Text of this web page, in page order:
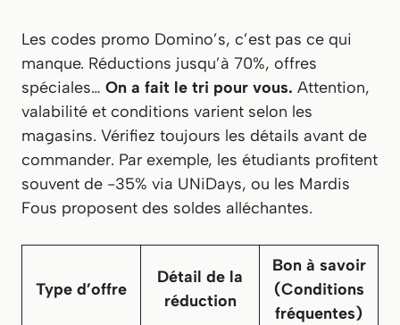
Les codes promo Domino’s, c’est pas ce qui
manque. Réductions jusqu’à 70%, offres
spéciales… On a fait le tri pour vous. Attention,
valabilité et conditions varient selon les
magasins. Vérifiez toujours les détails avant de
commander. Par exemple, les étudiants profitent
souvent de -35% via UNiDays, ou les Mardis
Fous proposent des soldes alléchantes.
Type d’offre
Détail de la
réduction
Bon à savoir
(Conditions
fréquentes)